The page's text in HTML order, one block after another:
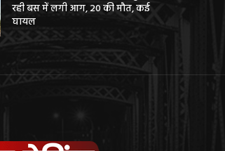
रही बस में लगी आग, 20 की मौत, कई
घायल